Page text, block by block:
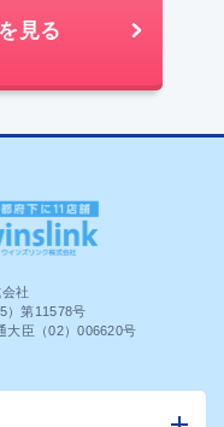
見る
社
）第11578号
大臣（02）006620号